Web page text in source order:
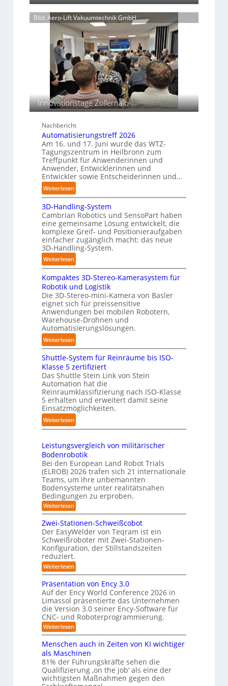
t
e
n
s
v
e
s
T
e
a
h
n
k
u
n
g
s
m
a
s
c
h
n
e
n
p
e
r
C
o
b
o
t
S
a
l
a
t
i
e
u
n
d
k
o
r
r
o
s
i
s
b
e
s
t
ä
n
d
i
g
e
P
o
l
y
m
e
r
l
a
g
e
ü
r
T
a
u
c
h
b
o
t
e
r
Bild: Aero-Lift Vakuumtechnik GmbH
Innovationstage Zollernalb
Nachbericht
Automatisierungstreff 2026
Am 16. und 17. Juni wurde das WTZ-
Tagungszentrum in Heilbronn zum
Treffpunkt für Anwenderinnen und
Anwender, Entwicklerinnen und
Entwickler sowie Entscheiderinnen und…
Weiterlesen:
A
u
t
o
m
a
t
i
s
i
e
r
u
n
g
s
r
e
f
f
2
0
2
6
3D-Handling-System
Cambrian Robotics und SensoPart haben
eine gemeinsame Lösung entwickelt, die
komplexe Greif- und Positionieraufgaben
einfacher zugänglich macht: das neue
3D-Handling-System.
Weiterlesen:
3
D
-
H
a
n
d
l
i
n
g
-
S
y
s
t
e
Kompaktes 3D-Stereo-Kamerasystem für
Robotik und Logistik
Die 3D-Stereo-mini-Kamera von Basler
eignet sich für preissensitive
Anwendungen bei mobilen Robotern,
Warehouse-Drohnen und
Automatisierungslösungen.
Weiterlesen:
K
o
m
p
a
k
t
e
s
D
-
S
t
e
r
e
o
-
K
a
m
e
r
a
s
y
s
t
e
f
ü
r
R
Shuttle-System für Reinräume bis ISO-
Klasse 5 zertifiziert
Das Shuttle Stein Link von Stein
Automation hat die
Reinraumklassifizierung nach ISO-Klasse
5 erhalten und erweitert damit seine
Einsatzmöglichkeiten.
Weiterlesen:
S
u
t
t
l
e
-
S
y
s
t
e
f
ü
r
R
e
i
n
r
ä
u
m
e
b
Leistungsvergleich von militärischer
Bodenrobotik
Bei den European Land Robot Trials
(ELROB) 2026 trafen sich 21 internationale
Teams, um ihre unbemannten
Bodensysteme unter realitätsnahen
Bedingungen zu erproben.
Weiterlesen:
L
e
i
s
t
u
g
s
v
e
r
g
l
e
i
c
h
v
o
n
m
i
l
i
Zwei-Stationen-Schweißcobot
Der EasyWelder von Teqram ist ein
Schweißroboter mit Zwei-Stationen-
Konfiguration, der Stillstandszeiten
reduziert.
Weiterlesen:
Z
w
e
i
-
S
t
a
t
i
o
n
e
n
-
S
Präsentation von Ency 3.0
Auf der Ency World Conference 2026 in
Limassol präsentierte das Unternehmen
die Version 3.0 seiner Ency-Software für
CNC- und Roboterprogrammierung.
Weiterlesen:
P
ä
s
e
n
t
a
Menschen auch in Zeiten von KI wichtiger
als Maschinen
81% der Führungskräfte sehen die
Qualifizierung ‚on the job‘ als eine der
wichtigsten Maßnahmen gegen den